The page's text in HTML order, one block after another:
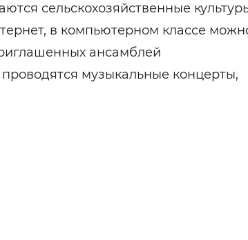
сельскохозяйственные
в компьютерном классе
ансамблей
музыкальные концерты,